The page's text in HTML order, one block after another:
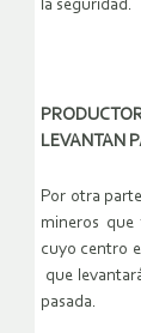
la seguridad.
LEVANTAN
Por otra
mineros que
cuyo centro
que
pasada.